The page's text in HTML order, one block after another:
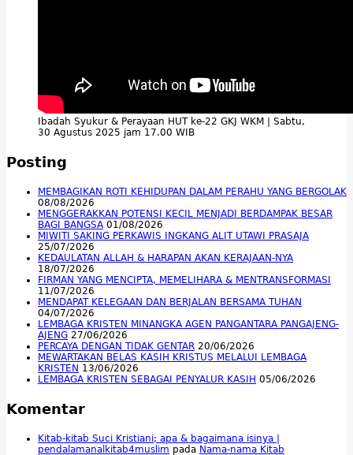
Ibadah Syukur & Perayaan HUT ke-22 GKJ WKM | Sabtu,
30 Agustus 2025 jam 17.00 WIB
Posting
MEMBAGIKAN ROTI KEHIDUPAN DALAM PERAHU YANG BERGOLAK
08/08/2026
MENGGERAKKAN POTENSI KECIL MENJADI BERDAMPAK BESAR
BAGI BANGSA 01/08/2026
MIWITI SAKING PERKAWIS INGKANG ALIT UTAWI PRASAJA
25/07/2026
KEDAULATAN ALLAH & HARAPAN AKAN KERAJAAN-NYA
18/07/2026
FIRMAN YANG MENCIPTA, MEMELIHARA & MENTRANSFORMASI
11/07/2026
MENDAPAT KELEGAAN DAN BERJALAN BERSAMA TUHAN
04/07/2026
LEMBAGA KRISTEN MINANGKA AGEN PANGANTARA PANGAJENG-
AJENG 27/06/2026
PERCAYA DENGAN TIDAK GENTAR 20/06/2026
MEWARTAKAN BELAS KASIH KRISTUS MELALUI LEMBAGA
KRISTEN 13/06/2026
LEMBAGA KRISTEN SEBAGAI PENYALUR KASIH 05/06/2026
Komentar
Kitab-kitab Suci Kristiani; apa & bagaimana isinya |
pendalamanalkitab4muslim pada Nama-nama Kitab